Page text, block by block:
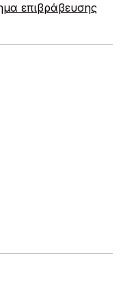
επιβράβευσης